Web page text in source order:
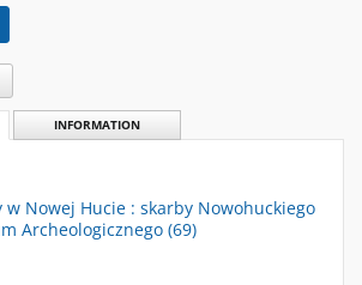
INFORMATION
Nowej Hucie : skarby Nowohuckiego
Archeologicznego (69)